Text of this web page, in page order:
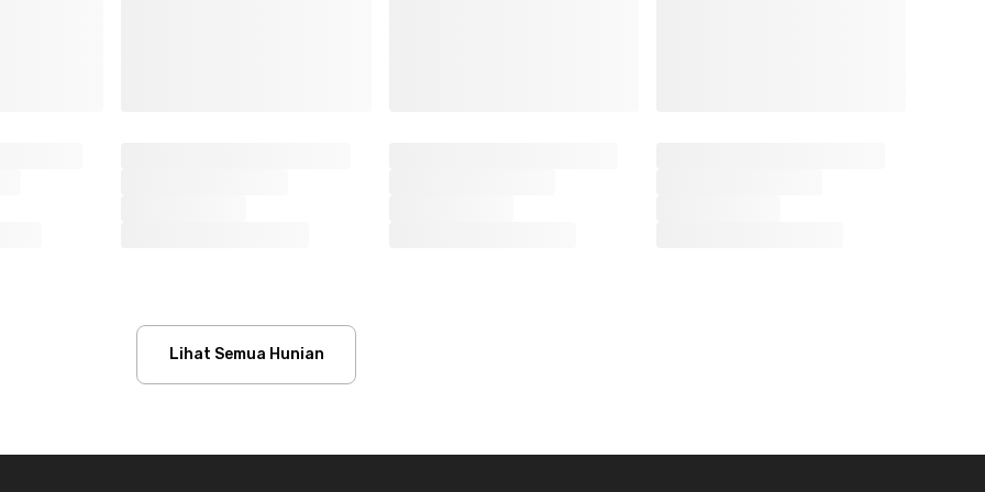
Lihat Semua Hunian